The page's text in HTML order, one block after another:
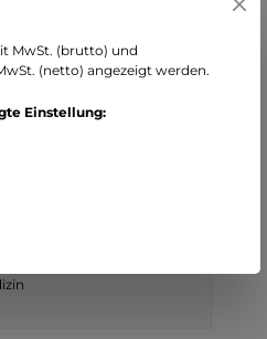
ab € 119,- Bestellwert (nur
DHL
Partner im
MwSt. (brutto) und
(netto) angezeigt werden.
Einstellung: